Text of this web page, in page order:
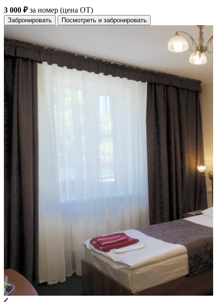
3 000 ₽за номер (цена ОТ)
Забронировать Посмотреть и забронировать